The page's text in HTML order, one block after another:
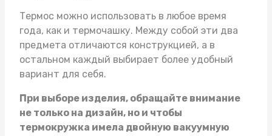
Термос можно использовать в любое время
года, как и термочашку. Между собой эти два
предмета отличаются конструкцией, а в
остальном каждый выбирает более удобный
вариант для себя.
При выборе изделия, обращайте внимание
не только на дизайн, но и чтобы
термокружка имела двойную вакуумную